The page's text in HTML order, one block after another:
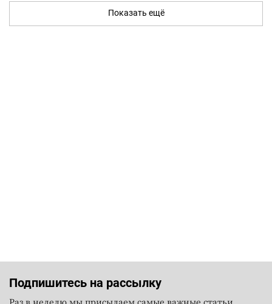
Показать ещё
Подпишитесь на рассылку
Раз в неделю мы присылаем самые важные статьи